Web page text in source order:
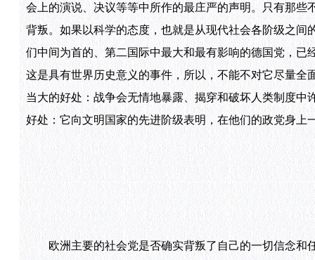
会上的演说、决议等等中所作的最庄严的声明。只有那
背叛。如果以科学的态度，也就是从现代社会各阶级之
们中间为首的、第二国际中最大和最有影响的德国党，
这是具有世界历史意义的事件，所以，不能不对它尽量
当大的好处：战争会无情地暴露、揭穿和破坏人类制度
好处：它向文明国家的先进阶级表明，在他们的政党身
欧洲主要的社会党是否确实背叛了自己的一切信念和